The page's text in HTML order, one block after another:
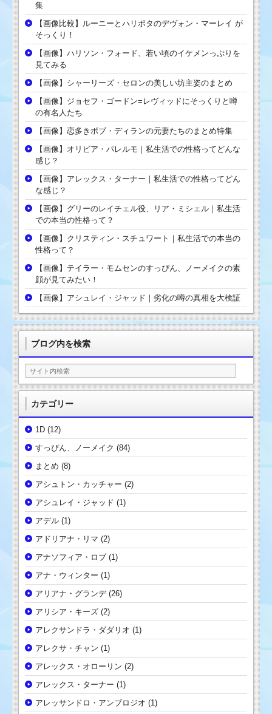
集
【画像比較】ルーニーとハリポタのデヴォン・マーレイ が
そっくり！
【画像】ハリソン・フォード、若い頃のイケメンっぷりを
見てみる
【画像】シャーリーズ・セロンの美しい坊主姿のまとめ
【画像】ジョセフ・ゴードン=レヴィッドにそっくりと噂
の有名人たち
【画像】恋多きボブ・ディランの元妻たちのまとめ特集
【画像】オリビア・パレルモ｜私生活での性格ってどんな
感じ？
【画像】アレックス・ターナー｜私生活での性格ってどん
な感じ？
【画像】グリーのレイチェル役、リア・ミシェル｜私生活
での本当の性格って？
【画像】クリスティン・スチュワート｜私生活での本当の
性格って？
【画像】テイラー・モムセンのすっぴん、ノーメイクの素
顔が見てみたい！
【画像】アシュレイ・ジャッド｜劣化の噂の真相を大検証
ブログ内を検索
カテゴリー
1D (12)
すっぴん、ノーメイク (84)
まとめ (8)
アシュトン・カッチャー (2)
アシュレイ・ジャッド (1)
アデル (1)
アドリアナ・リマ (2)
アナソフィア・ロブ (1)
アナ・ウィンター (1)
アリアナ・グランデ(26)
アリシア・キーズ (2)
アレクサンドラ・ダダリオ (1)
アレクサ・チャン (1)
アレックス・オローリン (2)
アレックス・ターナー (1)
アレッサンドロ・アンブロジオ (1)